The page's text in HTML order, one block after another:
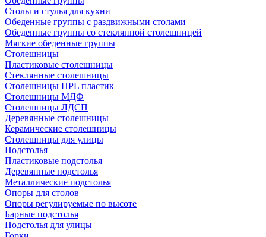
Столы и стулья для кухни
Обеденные группы с раздвижными столами
Обеденные группы со стеклянной столешницей
Мягкие обеденные группы
Столешницы
Пластиковые столешницы
Стеклянные столешницы
Столешницы HPL пластик
Столешницы МДФ
Столешницы ЛДСП
Деревянные столешницы
Керамические столешницы
Столешницы для улицы
Подстолья
Пластиковые подстолья
Деревянные подстолья
Металлические подстолья
Опоры для столов
Опоры регулируемые по высоте
Барные подстолья
Подстолья для улицы